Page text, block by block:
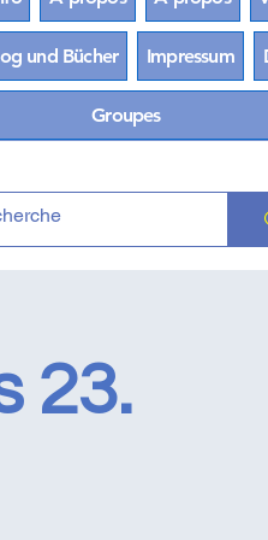
und Bücher Impressum
Groupes
23.